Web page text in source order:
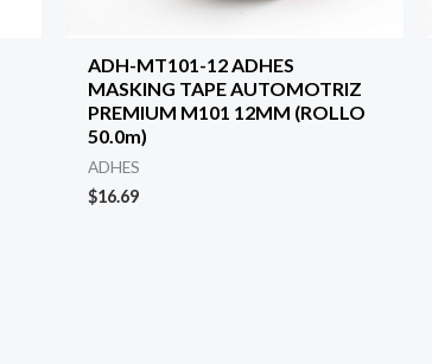
ADH-MT101-12 ADHES
MASKING TAPE AUTOMOTRIZ
PREMIUM M101 12MM (ROLLO
50.0m)
ADHES
$16.69